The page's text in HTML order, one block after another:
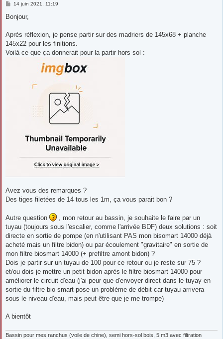
M
s
g
14 juin 2021, 11:19
Bonjour,
Après réflexion, je pense partir sur des madriers de 145x68 + planche
145x22 pour les finitions.
Voilà ce que ça donnerait pour la partir hors sol :
Avez vous des remarques ?
Des tiges filetées de 14 tous les 1m, ça vous parait bon ?
Autre question
, mon retour au bassin, je souhaite le faire par un
tuyau (toujours sous l'escalier, comme l'arrivée BDF) deux solutions : soit
directe en sortie de pompe (en n'utilisant PAS mon bisomart 14000 déjà
acheté mais un filtre bidon) ou par écoulement "gravitaire" en sortie de
mon filtre biosmart 14000 (+ prefiltre amont bidon) ?
Dois je partir sur un tuyau de 100 pour ce retour ou je reste sur 75 ?
et/ou dois je mettre un petit bidon après le filtre biosmart 14000 pour
améliorer le circuit d'eau (j'ai peur que d'envoyer direct dans le tuyay en
sortie du filtre bio smart pose un problème de débit car tuyau arrivera
sous le niveau d'eau, mais peut être que je me trompe)
A bientôt
Bassin pour mes ranchus (voile de chine), semi hors-sol bois, 5 m3 avec filtration